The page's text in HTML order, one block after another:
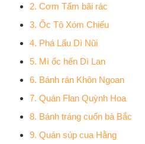
2. Cơm Tấm bãi rác
3. Ốc Tô Xóm Chiếu
4. Phá Lấu Dì Nũi
5. Mì ốc hến Dì Lan
6. Bánh rán Khôn Ngoan
7. Quán Flan Quỳnh Hoa
8. Bánh tráng cuốn bà Bắc
9. Quán súp cua Hằng